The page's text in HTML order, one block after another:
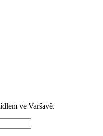
ve Varšavě.